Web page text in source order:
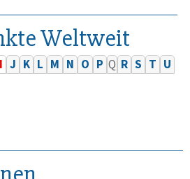
Weltweit
I J K L M N O P Q R S T U